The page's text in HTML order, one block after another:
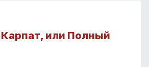
или Полный